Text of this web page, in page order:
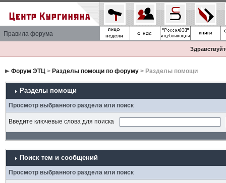
Правила форума
Форум ЭТЦ> Разделы помощи по форуму> Разделы помощи
Разделы помощи
Просмотр выбранного раздела или поиск
Введите ключевые слова для поиска
Поиск тем и сообщений
Просмотр выбранного раздела или поиск